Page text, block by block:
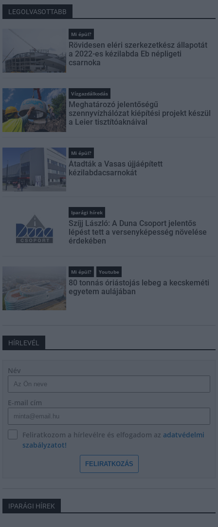
LEGOLVASOTTABB
Mi épül?
Rövidesen eléri szerkezetkész állapotát
a 2022-es kézilabda Eb népligeti
csarnoka
Vízgazdálkodás
Meghatározó jelentőségű
szennyvízhálózat kiépítési projekt készül
a Leier tisztítóaknáival
Mi épül?
Átadták a Vasas újjáépített
kézilabdacsarnokát
Iparági hírek
Szíjj László: A Duna Csoport jelentős
lépést tett a versenyképesség növelése
érdekében
Mi épül? Youtube
80 tonnás óriástojás lebeg a kecskeméti
egyetem aulájában
HÍRLEVÉL
Név
E-mail cím
Feliratkozom a hírlevélre és elfogadom az adatvédelmi
szabályzatot!
FELIRATKOZÁS
IPARÁGI HÍREK